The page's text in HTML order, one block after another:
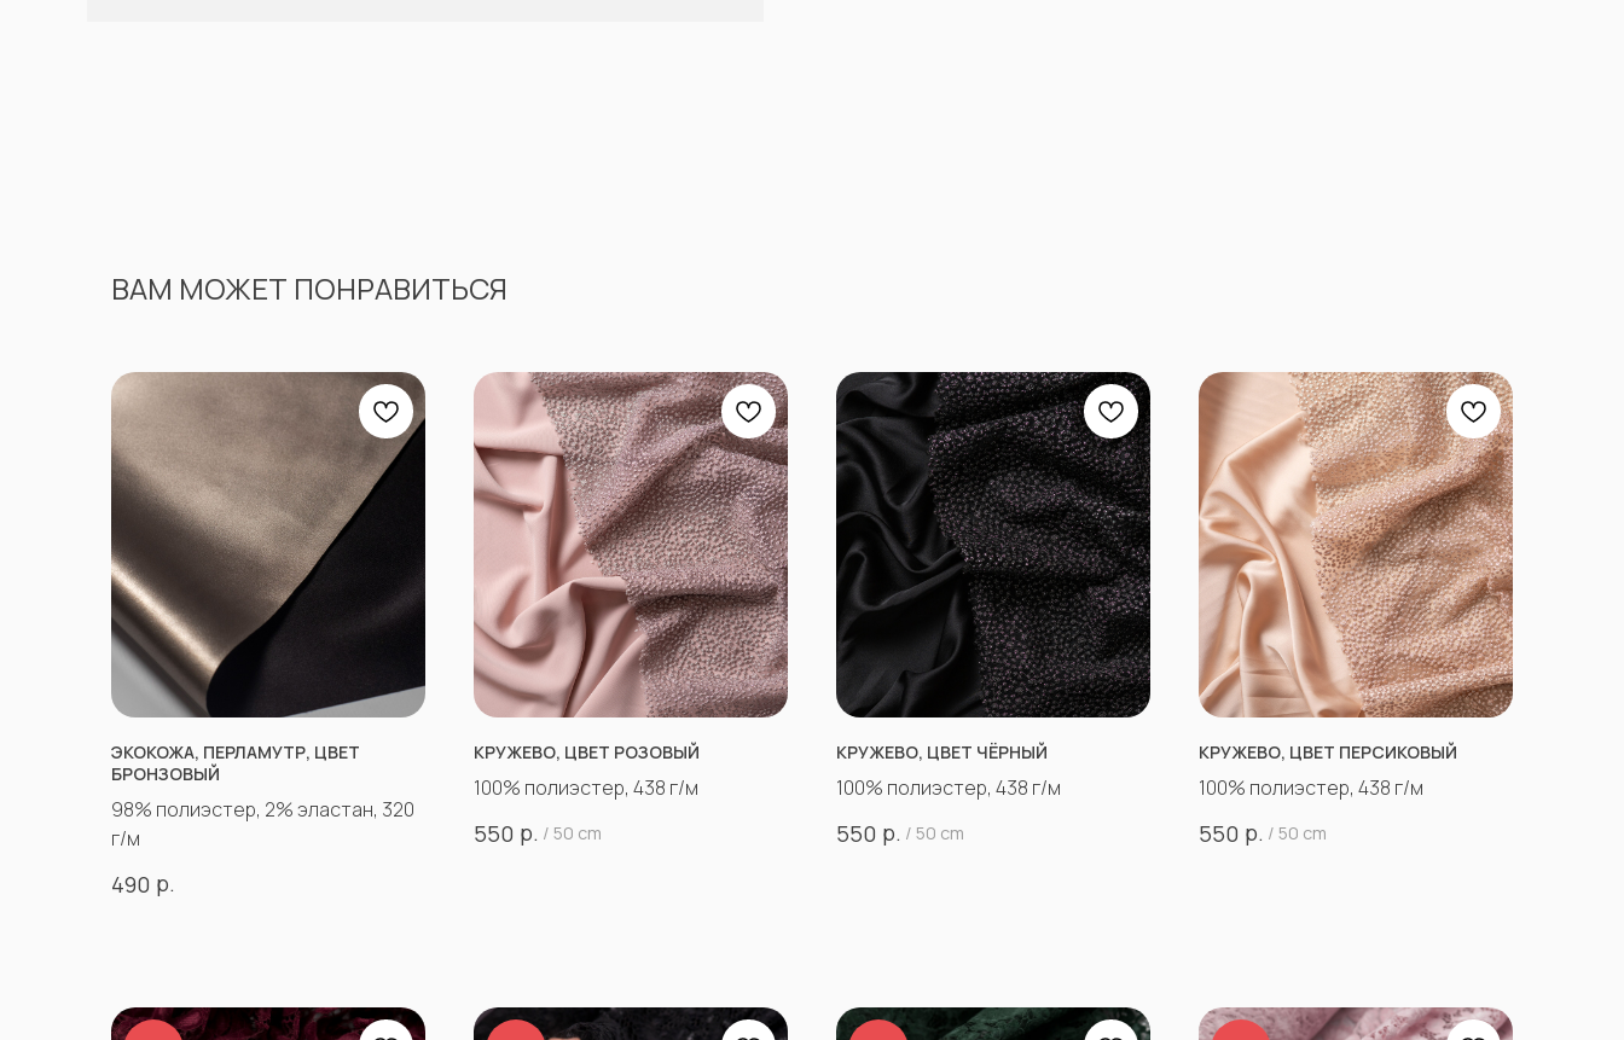
ВАМ МОЖЕТ ПОНРАВИТЬСЯ
ЭКОКОЖА, ПЕРЛАМУТР, ЦВЕТ
БРОНЗОВЫЙ
98% полиэстер, 2% эластан, 320
г/м
490 р.
КРУЖЕВО, ЦВЕТ РОЗОВЫЙ
100% полиэстер, 438 г/м
550 р. / 50 cm
КРУЖЕВО, ЦВЕТ ЧЁРНЫЙ
100% полиэстер, 438 г/м
550 р. / 50 cm
КРУЖЕВО, ЦВЕТ ПЕРСИКОВЫЙ
100% полиэстер, 438 г/м
550 р. / 50 cm